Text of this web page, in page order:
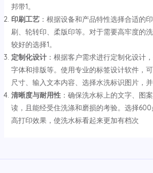
邦带‌1。
印刷工艺：根据设备和产品特性选择合适的
刷、轮转印、柔版印等。对于需要高牢度的
较好的选择‌1。
定制化设计：根据客户需求进行定制化设计，
字体和排版等。使用专业的标签设计软件，
尺寸、输入文本内容、选择水洗标识图片，并
清晰度与耐用性：确保洗水标上的文字、图
读，且能经受住洗涤和磨损的考验。选择
高打印效果，使洗水标看起来更加有档次‌